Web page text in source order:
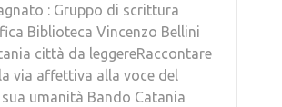
: Gruppo di scrittura
Biblioteca Vincenzo Bellini
città da leggereRaccontare
via affettiva alla voce del
umanità Bando Catania